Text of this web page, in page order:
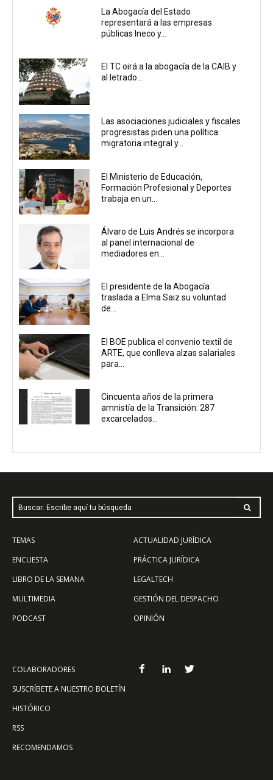
La Abogacía del Estado
representará a las empresas
públicas Ineco y...
El TC oirá a la abogacía de la CAIB y
al letrado...
Las asociaciones judiciales y fiscales
progresistas piden una política
migratoria integral y...
El Ministerio de Educación,
Formación Profesional y Deportes
trabaja en un...
Álvaro de Luis Andrés se incorpora
al panel internacional de
mediadores en...
El presidente de la Abogacía
traslada a Elma Saiz su voluntad
de...
El BOE publica el convenio textil de
ARTE, que conlleva alzas salariales
para...
Cincuenta años de la primera
amnistía de la Transición: 287
excarcelados...
Buscar: Escribe aquí tu búsqueda
TEMAS
ENCUESTA
LIBRO DE LA SEMANA
MULTIMEDIA
PODCAST
ACTUALIDAD JURÍDICA
PRÁCTICA JURÍDICA
LEGALTECH
GESTIÓN DEL DESPACHO
OPINIÓN
COLABORADORES
SUSCRÍBETE A NUESTRO BOLETÍN
HISTÓRICO
RSS
RECOMENDAMOS